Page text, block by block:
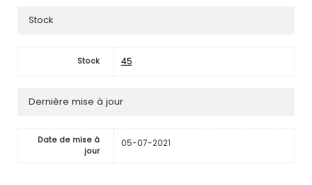
Stock
Stock 45
Dernière mise à jour
Date de mise à
jour
05-07-2021